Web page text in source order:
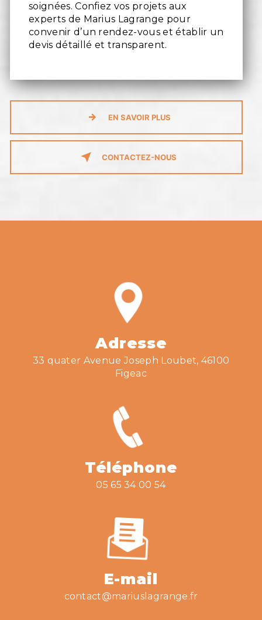
soignées. Confiez vos projets aux
experts de Marius Lagrange pour
convenir d’un rendez-vous et établir un
devis détaillé et transparent.
EN SAVOIR PLUS
CONTACTEZ-NOUS
Adresse
33 quater Avenue Joseph Loubet, 46100
Figeac
Téléphone
05 65 34 00 54
E-mail
contact@mariuslagrange.fr